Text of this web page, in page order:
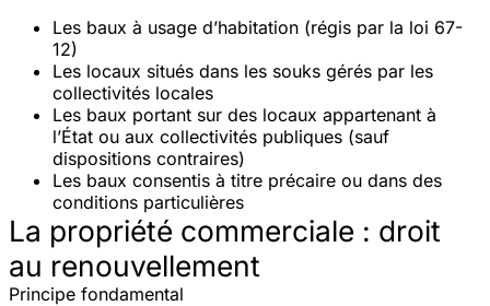
Les baux à usage d’habitation (régis par la loi 67-
12)
Les locaux situés dans les souks gérés par les
collectivités locales
Les baux portant sur des locaux appartenant à
l’État ou aux collectivités publiques (sauf
dispositions contraires)
Les baux consentis à titre précaire ou dans des
conditions particulières
La propriété commerciale : droit
au renouvellement
Principe fondamental